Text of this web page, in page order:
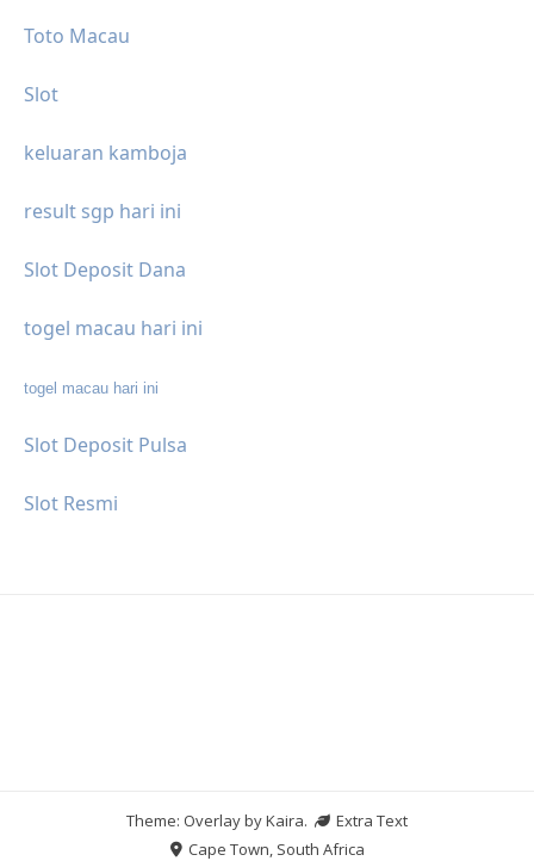
Toto Macau
Slot
keluaran kamboja
result sgp hari ini
Slot Deposit Dana
togel macau hari ini
togel macau hari ini
Slot Deposit Pulsa
Slot Resmi
Theme: Overlay byKaira.
Extra Text
Cape Town, South Africa